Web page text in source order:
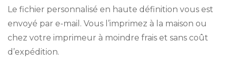
Le fichier personnalisé en haute définition vous est
envoyé par e-mail. Vous l’imprimez à la maison ou
chez votre imprimeur à moindre frais et sans coût
d’expédition.